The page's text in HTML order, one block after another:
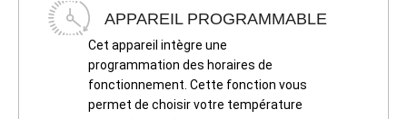
APPAREIL PROGRAMMABLE
Cet appareil intègre une
programmation des horaires de
fonctionnement. Cette fonction vous
permet de choisir votre température